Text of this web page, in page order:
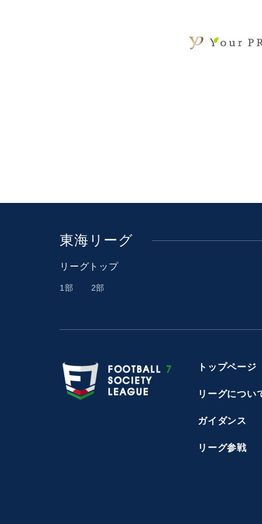
東海リーグ
リーグトップ
1部 2部
トップページ
リーグについ
ガイダンス
リーグ参戦